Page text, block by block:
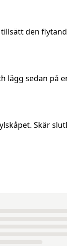
den
lägg sedan på
Skär